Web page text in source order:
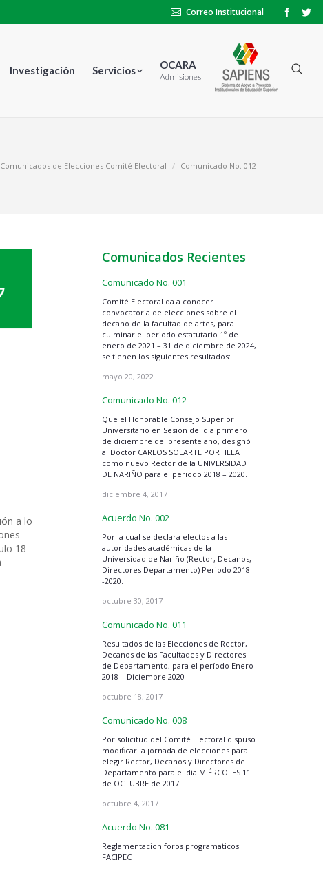
Correo Institucional
Investigación Servicios OCARA
Admisiones
Comunicados de Elecciones Comité Electoral Comunicado No. 012
a lo
18
Comunicados Recientes
Comunicado No. 001
Comité Electoral da a conocer
convocatoria de elecciones sobre el
decano de la facultad de artes, para
culminar el periodo estatutario 1º de
enero de 2021 – 31 de diciembre de 2024,
se tienen los siguientes resultados:
mayo 20, 2022
Comunicado No. 012
Que el Honorable Consejo Superior
Universitario en Sesión del día primero
de diciembre del presente año, designó
al Doctor CARLOS SOLARTE PORTILLA
como nuevo Rector de la UNIVERSIDAD
DE NARIÑO para el periodo 2018 – 2020.
diciembre 4, 2017
Acuerdo No. 002
Por la cual se declara electos a las
autoridades académicas de la
Universidad de Nariño (Rector, Decanos,
Directores Departamento) Periodo 2018
-2020.
octubre 30, 2017
Comunicado No. 011
Resultados de las Elecciones de Rector,
Decanos de las Facultades y Directores
de Departamento, para el período Enero
2018 – Diciembre 2020
octubre 18, 2017
Comunicado No. 008
Por solicitud del Comité Electoral dispuso
modificar la jornada de elecciones para
elegir Rector, Decanos y Directores de
Departamento para el día MIÉRCOLES 11
de OCTUBRE de 2017
octubre 4, 2017
Acuerdo No. 081
Reglamentacion foros programaticos
FACIPEC